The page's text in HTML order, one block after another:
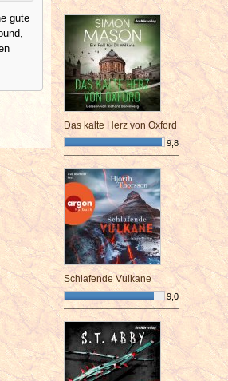
gute
¯¯¯¯¯¯¯¯¯¯¯¯¯¯¯¯¯¯¯¯¯¯¯¯
Das kalte Herz von Oxford
9,8
¯¯¯¯¯¯¯¯¯¯¯¯¯¯¯¯¯¯¯¯¯¯¯¯
Schlafende Vulkane
9,0
¯¯¯¯¯¯¯¯¯¯¯¯¯¯¯¯¯¯¯¯¯¯¯¯